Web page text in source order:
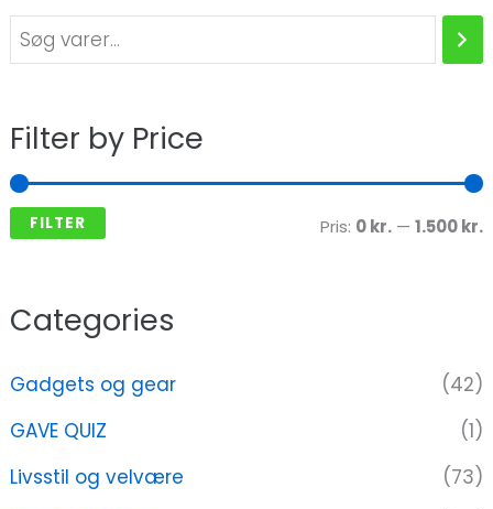
Filter by Price
FILTER Pris: 0 kr.— 1.500 kr.
Categories
Gadgets og gear
(42)
GAVE QUIZ
(1)
Livsstil og velvære
(73)